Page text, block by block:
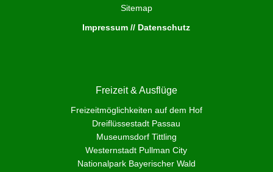
Sitemap
Impressum // Datenschutz
Freizeit & Ausflüge
Freizeitmöglichkeiten auf dem Hof
Dreiflüssestadt Passau
Museumsdorf Tittling
Westernstadt Pullman City
Nationalpark Bayerischer Wald